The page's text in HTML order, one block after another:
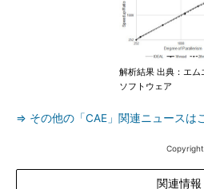
解析結果 出典：エム
ソフトウェア
⇒ その他の「CAE」関連ニュースは
関連情報